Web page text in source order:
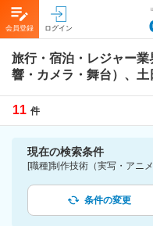
会員登録 ログイン
旅行・宿泊・レジャー
響・カメラ・舞台）、土
11 件
現在の検索条件
条件の変更